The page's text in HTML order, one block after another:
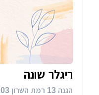
ריגלר שונה
הגנה 13 רמת השרון 47203